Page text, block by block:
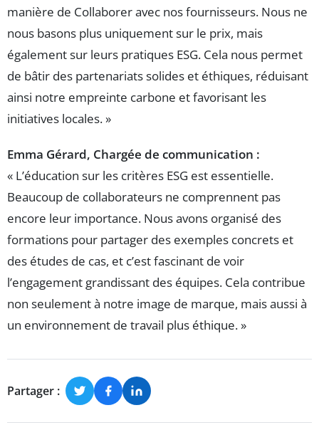
manière de Collaborer avec nos fournisseurs. Nous ne
nous basons plus uniquement sur le prix, mais
également sur leurs pratiques ESG. Cela nous permet
de bâtir des partenariats solides et éthiques, réduisant
ainsi notre empreinte carbone et favorisant les
initiatives locales. »
Emma Gérard, Chargée de communication :
« L’éducation sur les critères ESG est essentielle.
Beaucoup de collaborateurs ne comprennent pas
encore leur importance. Nous avons organisé des
formations pour partager des exemples concrets et
des études de cas, et c’est fascinant de voir
l’engagement grandissant des équipes. Cela contribue
non seulement à notre image de marque, mais aussi à
un environnement de travail plus éthique. »
Partager :